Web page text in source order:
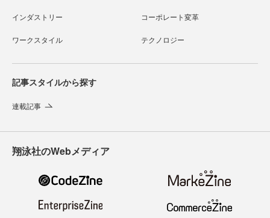
インダストリー コーポレート変革
ワークスタイル テクノロジー
記事スタイルから探す
連載記事
翔泳社のWebメディア